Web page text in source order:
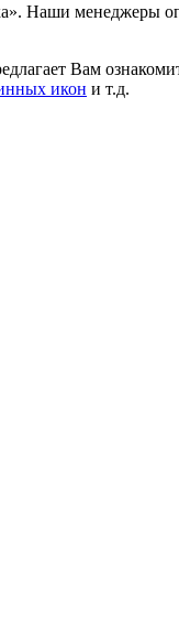
Наши менеджеры
Вам
икон и т.д.